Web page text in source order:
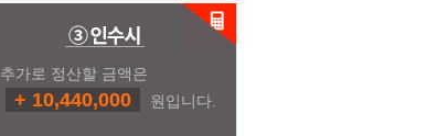
추가로 정산할 금액은
+ 10,440,000 원입니다.